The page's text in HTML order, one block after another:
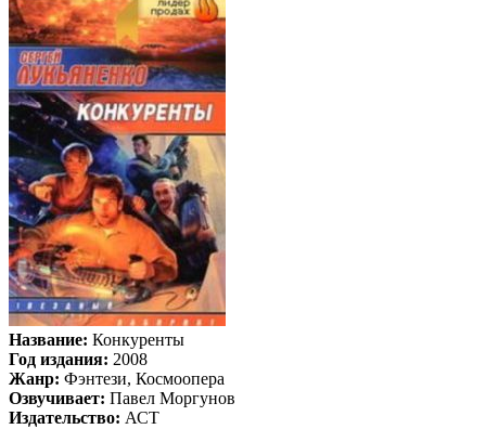
Название: Конкуренты
Год издания: 2008
Жанр: Фэнтези, Космоопера
Озвучивает: Павел Моргунов
Издательство: АСТ